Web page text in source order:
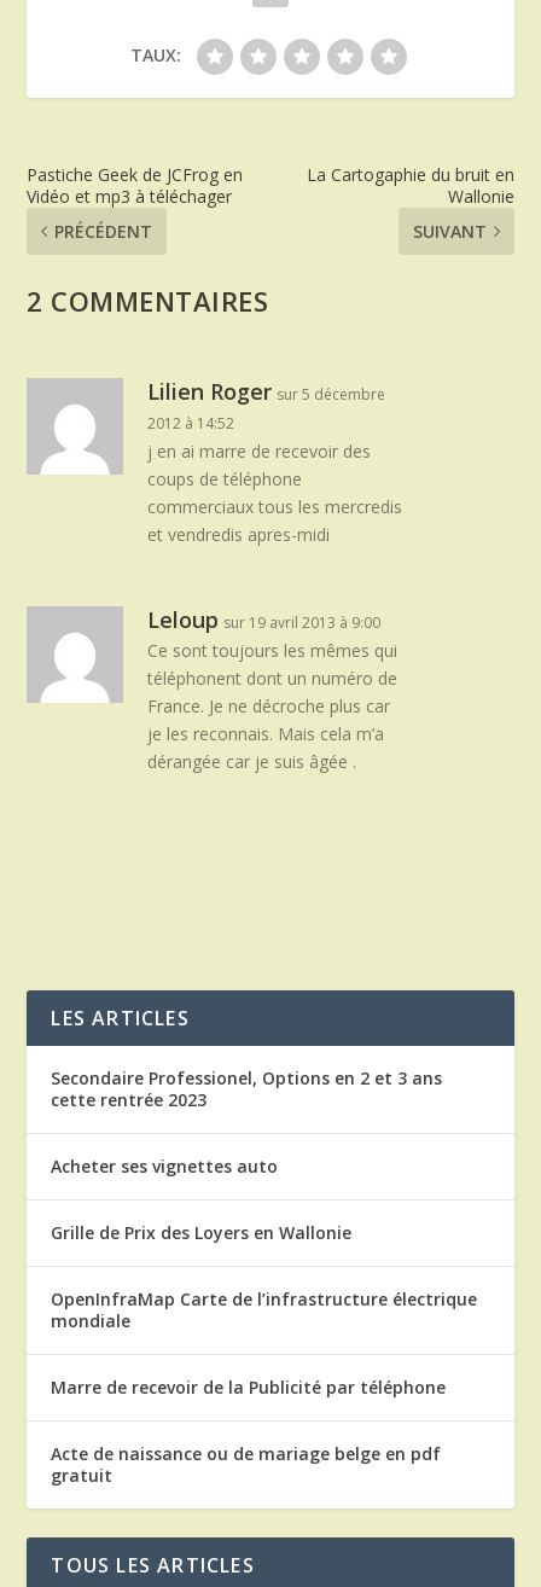
TAUX:
Pastiche Geek de JCFrog en
Vidéo et mp3 à téléchager
PRÉCÉDENT
La Cartogaphie du bruit en
Wallonie
SUIVANT
2 COMMENTAIRES
Lilien Roger sur 5 décembre
2012 à 14:52
j en ai marre de recevoir des
coups de téléphone
commerciaux tous les mercredis
et vendredis apres-midi
Leloup sur 19 avril 2013 à 9:00
Ce sont toujours les mêmes qui
téléphonent dont un numéro de
France. Je ne décroche plus car
je les reconnais. Mais cela m’a
dérangée car je suis âgée .
LES ARTICLES
Secondaire Professionel, Options en 2 et 3 ans
cette rentrée 2023
Acheter ses vignettes auto
Grille de Prix des Loyers en Wallonie
OpenInfraMap Carte de l’infrastructure électrique
mondiale
Marre de recevoir de la Publicité par téléphone
Acte de naissance ou de mariage belge en pdf
gratuit
TOUS LES ARTICLES